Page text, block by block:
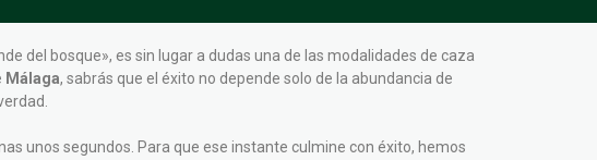
del bosque», es sin lugar a dudas una de las modalidades de caza
Málaga, sabrás que el éxito no depende solo de la abundancia de
unos segundos. Para que ese instante culmine con éxito, hemos